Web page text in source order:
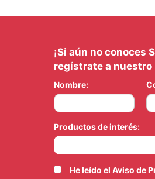
¡Si aún no conoces
regístrate a
Nombre:
Productos de interés:
He leído el Aviso de